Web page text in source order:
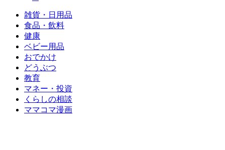
雑貨・日用品
食品・飲料
健康
ベビー用品
おでかけ
どうぶつ
教育
マネー・投資
くらしの相談
ママコマ漫画